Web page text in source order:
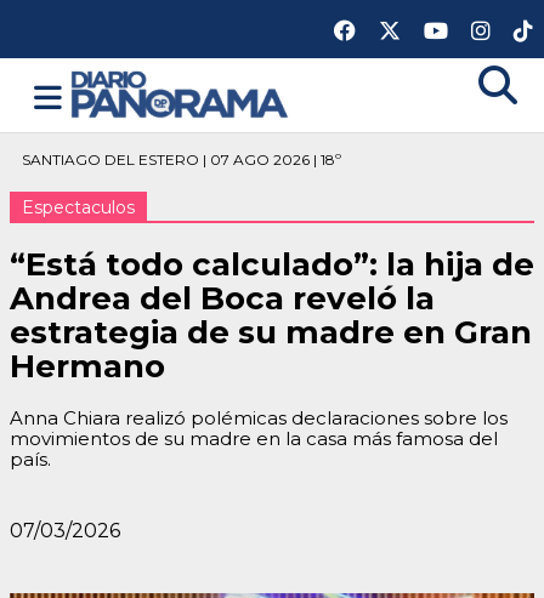
SANTIAGO DEL ESTERO | 07 AGO 2026 | 18º
Espectaculos
“Está todo calculado”: la hija de
Andrea del Boca reveló la
estrategia de su madre en Gran
Hermano
Anna Chiara realizó polémicas declaraciones sobre los
movimientos de su madre en la casa más famosa del
país.
07/03/2026